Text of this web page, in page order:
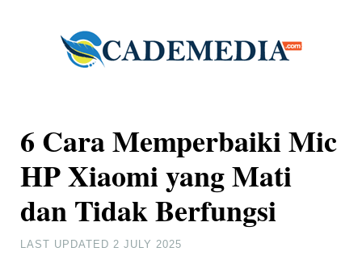
6 Cara Memperbaiki Mic
HP Xiaomi yang Mati
dan Tidak Berfungsi
LAST UPDATED2 JULY 2025